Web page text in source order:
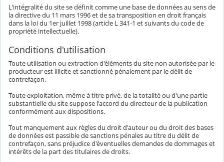
L'intégralité du site se définit comme une base de données au sens de
la directive du 11 mars 1996 et de sa transposition en droit français
dans la loi du 1er juillet 1998 (article L 341-1 et suivants du code de
propriété intellectuelle).
Conditions d'utilisation
Toute utilisation ou extraction d'éléments du site non autorisée par le
producteur est illicite et sanctionné pénalement par le délit de
contrefaçon.
Toute exploitation, même à titre privé, de la totalité ou d'une partie
substantielle du site suppose l'accord du directeur de la publication
conformément aux dispositions.
Tout manquement aux règles du droit d'auteur ou du droit des bases
de données est passible de sanctions pénales au titre du délit de
contrefaçon, sans préjudice d'éventuelles demandes de dommages et
intérêts de la part des titulaires de droits.